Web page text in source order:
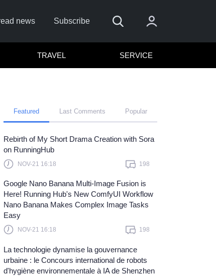
news Subscribe
Sign In
to sign in with or
Password?
member?
TRAVEL SERVICE
Featured Last Comments Popular
Rebirth of My Short Drama Creation with Sora
on RunningHub
NOV-21 16:18 198
Google Nano Banana Multi-Image Fusion is
Here! Running Hub's New ComfyUI Workflow
Nano Banana Makes Complex Image Tasks
Easy
NOV-21 16:18 198
La technologie dynamise la gouvernance
urbaine : le Concours international de robots
d'hygiène environnementale à IA de Shenzhen